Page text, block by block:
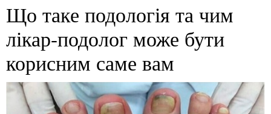
Що таке подологія та чим
лікар-подолог може бути
корисним саме вам